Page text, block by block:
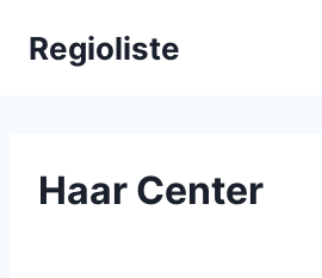
InhaltRegioliste
Haar Center